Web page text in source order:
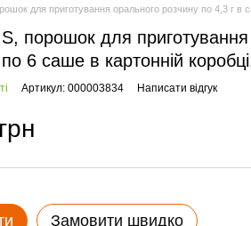
для приготування орального розчину по 4,3 г в
порошок для
6 саше в картонній
Артикул: 000003834 Написати відгук
Замовити швидко